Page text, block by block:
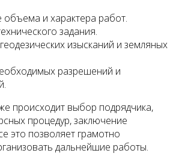
объема и характера работ.
задания.
изысканий и земляных
разрешений и
происходит выбор подрядчика,
процедур, заключение
это позволяет грамотно
дальнейшие работы.